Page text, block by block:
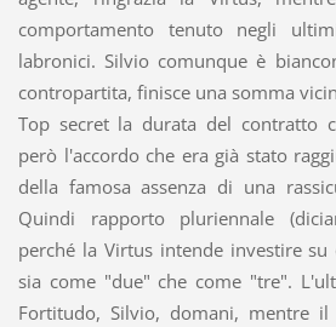
comportamento tenuto negli
labronici. Silvio comunque è
contropartita, finisce una somma
Top secret la durata del contratto
però l'accordo che era già stato
della famosa assenza di una
Quindi rapporto pluriennale
perché la Virtus intende investire
sia come "due" che come "tre".
Fortitudo, Silvio, domani, mentre